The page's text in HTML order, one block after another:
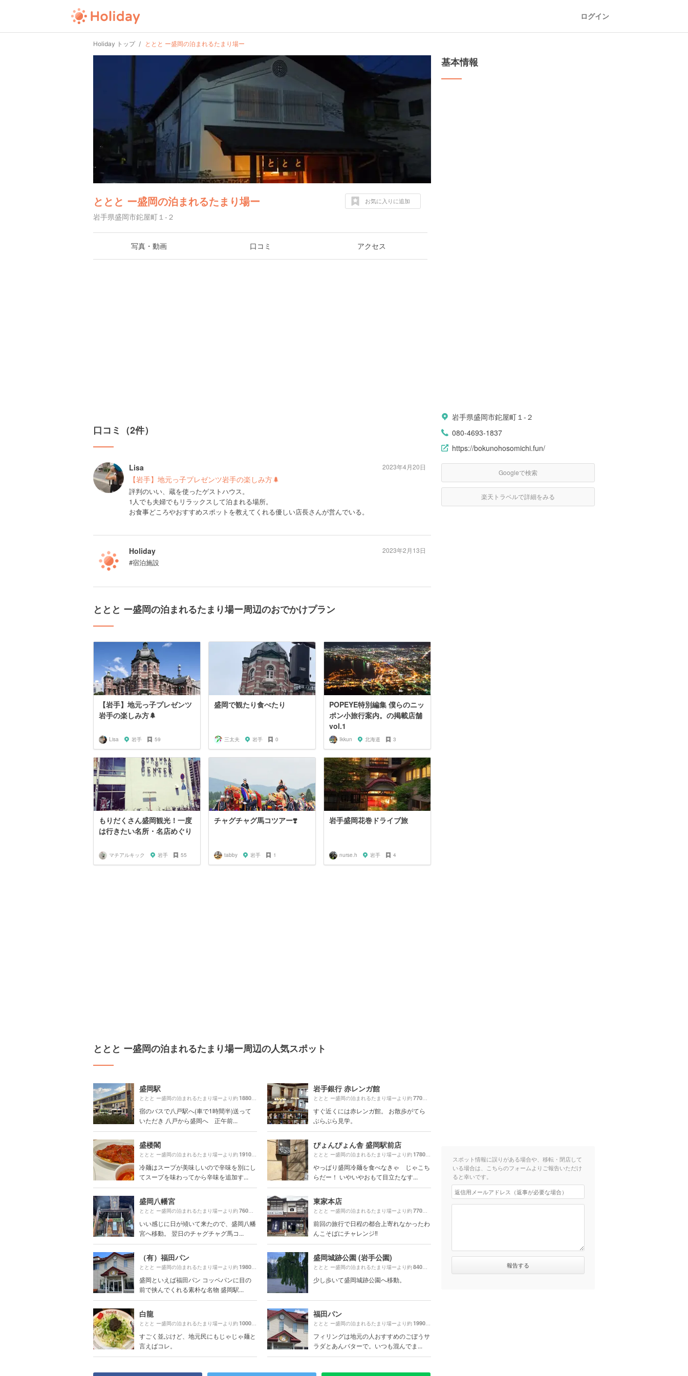
ログイン
Holiday トップ ととと ー盛岡の泊まれるたまり場ー
ととと ー盛岡の泊まれるたまり場ー
岩手県盛岡市鉈屋町１-２
お気に入りに追加
写真・動画 口コミ アクセス
口コミ（2件）
Lisa
【岩手】地元っ子プレゼンツ岩手の楽しみ方🌲
評判のいい、蔵を使ったゲストハウス。
1人でも夫婦でもリラックスして泊まれる場所。
お食事どころやおすすめスポットを教えてくれる優しい店長さんが営んでいる。
2023年4月20日
Holiday
#宿泊施設
2023年2月13日
ととと ー盛岡の泊まれるたまり場ー周辺のおでかけプラン
【岩手】地元っ子プレゼンツ
岩手の楽しみ方🌲
Lisa 岩手 59
盛岡で観たり食べたり
三太夫 岩手 0
POPEYE特別編集 僕らのニッ
ポン小旅行案内。の掲載店舗
vol.1
Ikkun 北海道 3
もりだくさん盛岡観光！一度
は行きたい名所・名店めぐり
マチアルキック 岩手 55
チャグチャグ馬コツアー❣️
tabby 岩手 1
岩手盛岡花巻ドライブ旅
nurse.h 岩手 4
ととと ー盛岡の泊まれるたまり場ー周辺の人気スポット
盛岡駅
ととと ー盛岡の泊まれるたまり場ーより約1880m （徒歩32分）
宿のバスで八戸駅へ(車で1時間半)送って
いただき 八戸から盛岡へ 正午前...
岩手銀行 赤レンガ館
ととと ー盛岡の泊まれるたまり場ーより約770m
すぐ近くには赤レンガ館。 お散歩がてら
ぶらぶら見学。
盛楼閣
ととと ー盛岡の泊まれるたまり場ーより約1910m （徒歩32分）
冷麺はスープが美味しいので辛味を別にし
てスープを味わってから辛味を追加す...
ぴょんぴょん舎 盛岡駅前店
ととと ー盛岡の泊まれるたまり場ーより約1780m
やっぱり盛岡冷麺を食べなきゃ じゃこち
らだー！ いやいやおもて目立たなす...
盛岡八幡宮
ととと ー盛岡の泊まれるたまり場ーより約760m （徒歩13分）
いい感じに日が傾いて来たので、盛岡八幡
宮へ移動。 翌日のチャグチャグ馬コ...
東家本店
ととと ー盛岡の泊まれるたまり場ーより約770m
前回の旅行で日程の都合上寄れなかったわ
んこそばにチャレンジ‼️
（有）福田パン
ととと ー盛岡の泊まれるたまり場ーより約1980m （徒歩33分）
盛岡といえば福田パン コッペパンに目の
前で挟んでくれる素朴な名物 盛岡駅...
盛岡城跡公園 (岩手公園)
ととと ー盛岡の泊まれるたまり場ーより約840m
少し歩いて盛岡城跡公園へ移動。
白龍
ととと ー盛岡の泊まれるたまり場ーより約1000m （徒歩17分）
すごく並ぶけど、地元民にもじゃじゃ麺と
言えばコレ。
福田パン
ととと ー盛岡の泊まれるたまり場ーより約1990m
フィリングは地元の人おすすめのごぼうサ
ラダとあんバターで。いつも混んでま...
基本情報
岩手県盛岡市鉈屋町１-２
080-4693-1837
https://bokunohosomichi.fun/
Googleで検索
楽天トラベルで詳細をみる
スポット情報に誤りがある場合や、移転・閉店して
いる場合は、こちらのフォームよりご報告いただけ
ると幸いです。